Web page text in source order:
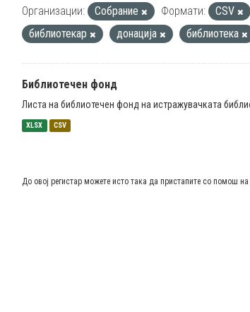
Организации: Собрание Формати: CSV
библиотекар
донација библиотека
Библиотечен фонд
Листа на библиотечен фонд на истражувачката
XLSX CSV
До овој регистар можете исто така да пристапите со помош на